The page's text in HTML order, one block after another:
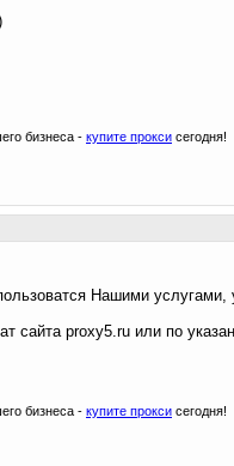
бизнеса - купите прокси сегодня!
Нашими
сайта proxy5.ru или по
бизнеса - купите прокси сегодня!